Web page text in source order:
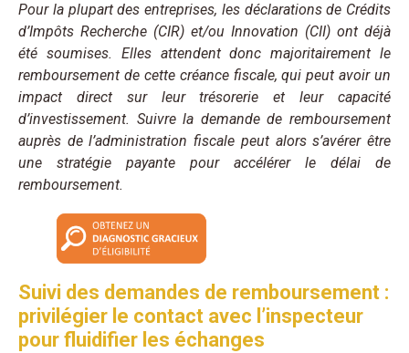
Pour la plupart des entreprises, les déclarations de Crédits
d’Impôts Recherche (CIR) et/ou Innovation (CII) ont déjà
été soumises. Elles attendent donc majoritairement le
remboursement de cette créance fiscale, qui peut avoir un
impact direct sur leur trésorerie et leur capacité
d’investissement. Suivre la demande de remboursement
auprès de l’administration fiscale peut alors s’avérer être
une stratégie payante pour accélérer le délai de
remboursement.
Suivi des demandes de remboursement :
privilégier le contact avec l’inspecteur
pour fluidifier les échanges